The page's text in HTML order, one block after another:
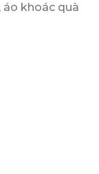
, áo khoác quà